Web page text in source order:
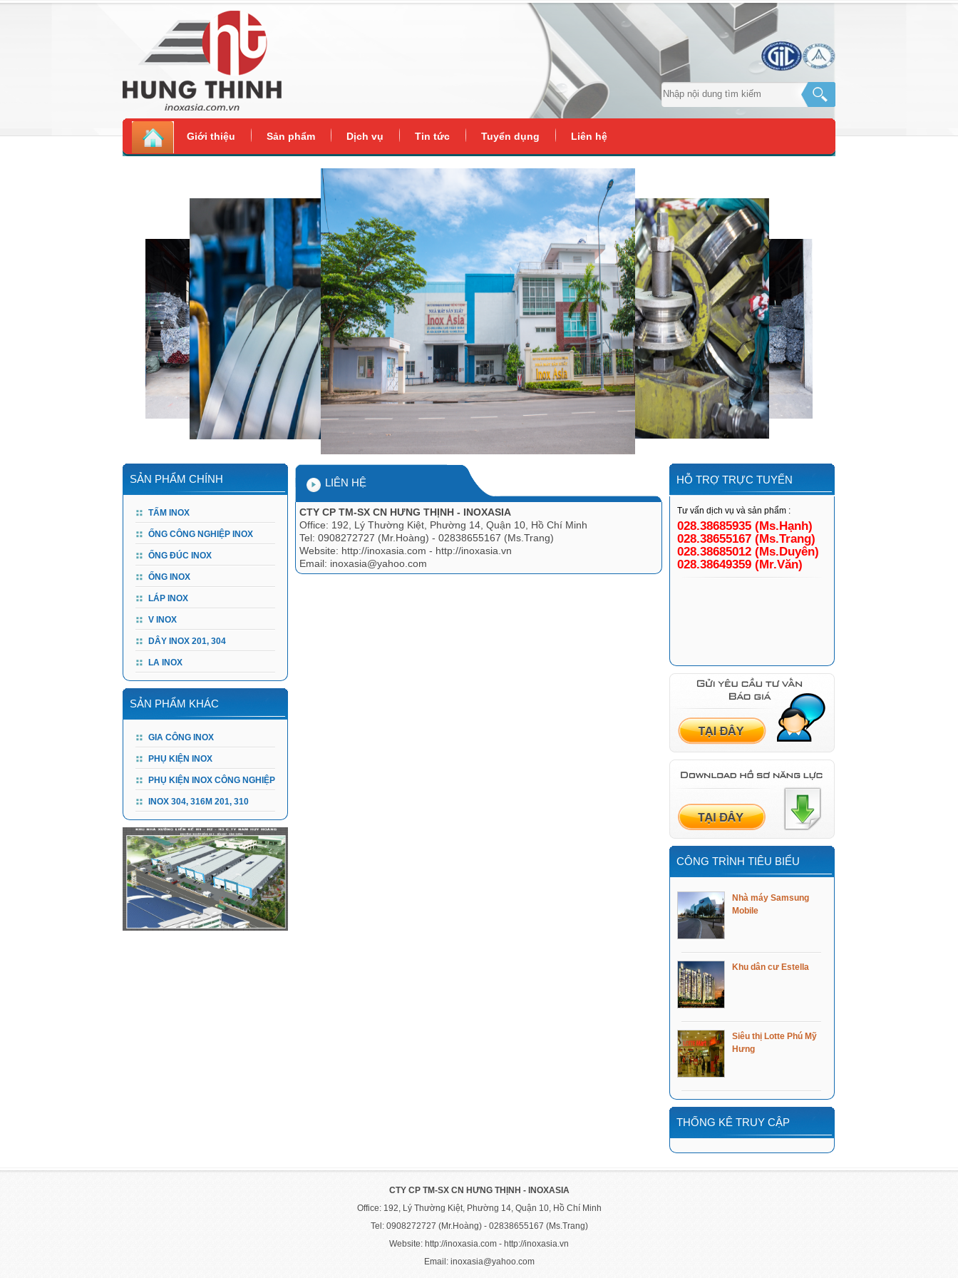
Giới thiệu Sản phẩm Dịch vụ Tin tức Tuyển dụng Liên hệ
SẢN PHẨM CHÍNH
TẤM INOX
ỐNG CÔNG NGHIỆP INOX
ỐNG ĐÚC INOX
ỐNG INOX
LÁP INOX
V INOX
DÂY INOX 201, 304
LA INOX
SẢN PHẨM KHÁC
GIA CÔNG INOX
PHỤ KIỆN INOX
PHỤ KIỆN INOX CÔNG NGHIỆP
INOX 304, 316M 201, 310
LIÊN HỆ
CTY CP TM-SX CN HƯNG THỊNH - INOXASIA
Office: 192, Lý Thường Kiệt, Phường 14, Quận 10, Hồ Chí Minh
Tel: 0908272727 (Mr.Hoàng) - 02838655167 (Ms.Trang)
Website: http://inoxasia.com - http://inoxasia.vn
Email: inoxasia@yahoo.com
HỖ TRỢ TRỰC TUYẾN
Tư vấn dịch vụ và sản phẩm :
028.38685935 (Ms.Hạnh)
028.38655167 (Ms.Trang)
028.38685012 (Ms.Duyên)
028.38649359 (Mr.Văn)
CÔNG TRÌNH TIÊU BIỂU
Nhà máy Samsung
Mobile
Khu dân cư Estella
Siêu thị Lotte Phú Mỹ
Hưng
THỐNG KÊ TRUY CẬP
CTY CP TM-SX CN HƯNG THỊNH - INOXASIA
Office: 192, Lý Thường Kiệt, Phường 14, Quận 10, Hồ Chí Minh
Tel: 0908272727 (Mr.Hoàng) - 02838655167 (Ms.Trang)
Website: http://inoxasia.com - http://inoxasia.vn
Email: inoxasia@yahoo.com